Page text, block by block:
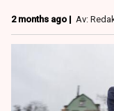
2 months ago | Av: